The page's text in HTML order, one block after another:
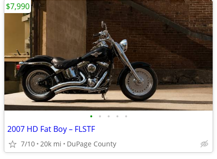
• • • • •
2007 HD Fat Boy – FLSTF
7/10 20k mi DuPage County
$7,990